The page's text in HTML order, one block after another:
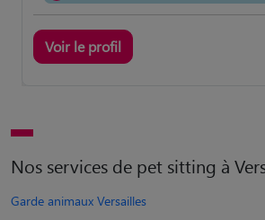
Voir le profil
Nos services de pet sitting à
Garde animaux Versailles